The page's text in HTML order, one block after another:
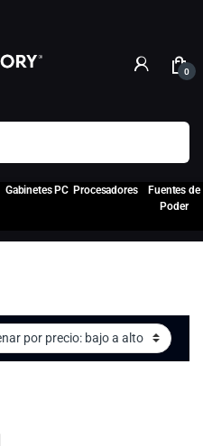
0
Gabinetes PC Procesadores
Fuentes de
Poder